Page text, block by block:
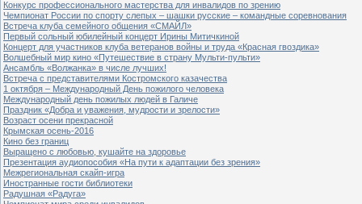
Конкурс профессионального мастерства для инвалидов по зрению
Чемпионат России по спорту слепых – шашки русские – командные соревнования
Встреча клуба семейного общения «СМАЙЛ»
Первый сольный юбилейный концерт Ирины Митичкиной
Концерт для участников клуба ветеранов войны и труда «Красная гвоздика»
Волшебный мир кино «Путешествие в страну Мульти-пульти»
Ансамбль «Волжанка» в числе лучших!
Встреча с представителями Костромского казачества
1 октября – Международный День пожилого человека
Международный день пожилых людей в Галиче
Праздник «Добра и уважения, мудрости и зрелости»
Возраст осени прекрасной
Крымская осень-2016
Кино без границ
Выращено с любовью, кушайте на здоровье
Презентация аудиопособия «На пути к адаптации без зрения»
Межрегиональная скайп-игра
Иностранные гости библиотеки
Радушная «Радуга»